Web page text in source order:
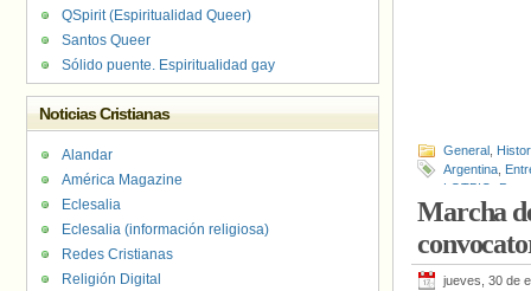
General
Argentina
LGTBIQ
Marcha
jueves, 30 de
QSpirit (Espiritualidad Queer)
Santos Queer
Sólido puente. Espiritualidad gay
Noticias Cristianas
Alandar
América Magazine
Eclesalia
Eclesalia (información religiosa)
Redes Cristianas
Religión Digital